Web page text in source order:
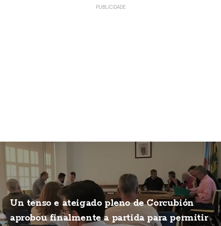
Un tenso e ateigado pleno de Corcubión
aprobou finalmente a partida para permitir